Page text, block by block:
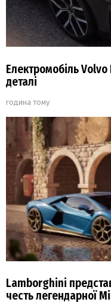
Електромобіль Volvo
деталі
година тому
Lamborghini
честь легендарної